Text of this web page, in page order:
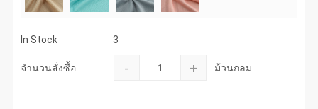
In Stock 3
จำนวนสั่งซื้อ - + ม้วนกลม